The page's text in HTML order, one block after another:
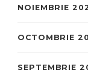
NOIEMBRIE
OCTOMBRIE
SEPTEMBRIE